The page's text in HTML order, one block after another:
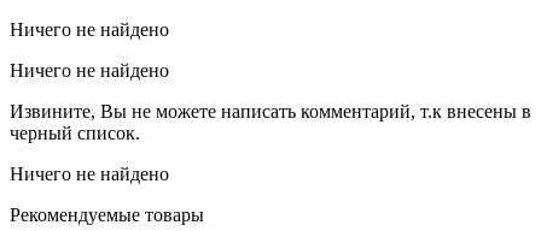
Ничего не найдено
Ничего не найдено
Извините, Вы не можете написать комментарий, т.к внесены в
черный список.
Ничего не найдено
Рекомендуемые товары